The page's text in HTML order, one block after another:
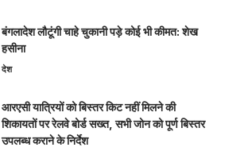
बंगलादेश लौटूंगी चाहे चुकानी पड़े कोई भी कीमत: शेख
हसीना
देश
आरएसी यात्रियों को बिस्तर किट नहीं मिलने की
शिकायतों पर रेलवे बोर्ड सख्त, सभी जोन को पूर्ण बिस्तर
उपलब्ध कराने के निर्देश